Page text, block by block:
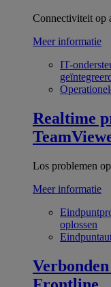
Connectiviteit op
Meer informatie
IT-
Realtime
Los problemen
Meer informatie
oplossen